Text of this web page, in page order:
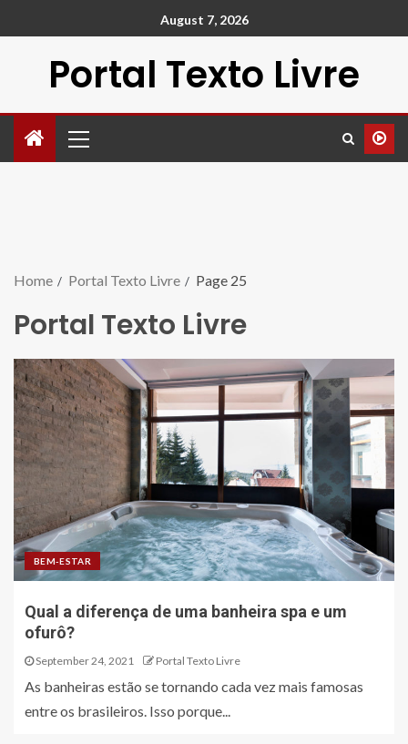
August 7, 2026
Portal Texto Livre
Home Portal Texto Livre Page 25
Portal Texto Livre
BEM-ESTAR
Qual a diferença de uma banheira spa e um
ofurô?
September 24, 2021 Portal Texto Livre
As banheiras estão se tornando cada vez mais famosas
entre os brasileiros. Isso porque...